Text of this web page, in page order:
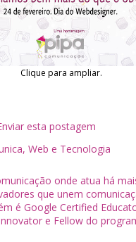
Clique para ampliar.
esta postagem
Web e Tecnologia
onde atua há
que unem
é Google Certified
e Fellow do